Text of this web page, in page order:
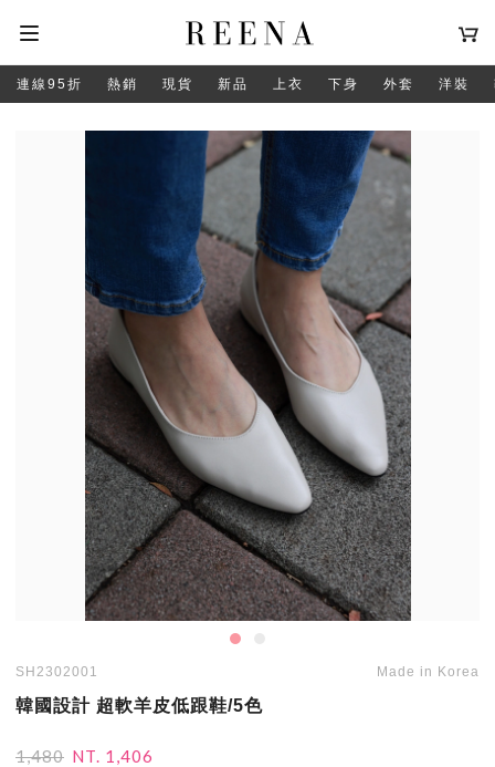
連線95折 熱銷 現貨 新品 上衣 下身 外套 洋裝
SH2302001 Made in Korea
韓國設計 超軟羊皮低跟鞋/5色
1,480 NT. 1,406